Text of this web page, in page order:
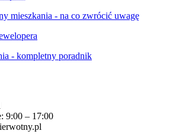
mieszkania - na co zwrócić uwagę
- kompletny poradnik
9:00 – 17:00